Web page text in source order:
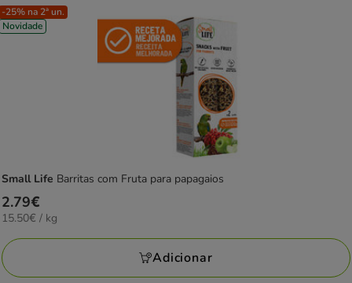
-25% na 2ª un.
Novidade
Small Life Barritas com Fruta para papagaios
Preço
2.79€
2.79€
15.50€
KG
15.50€ / kg
Adicionar